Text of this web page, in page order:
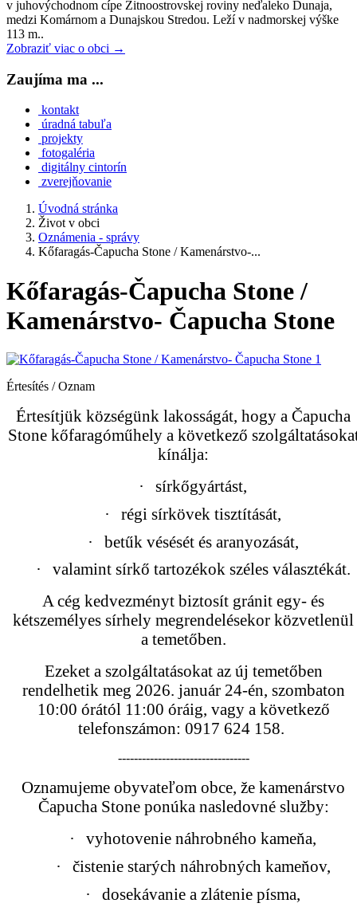
v juhovýchodnom cípe Žitnoostrovskej roviny neďaleko Dunaja,
medzi Komárnom a Dunajskou Stredou. Leží v nadmorskej výške
113 m..
Zobraziť viac o obci →
Zaujíma ma ...
kontakt
úradná tabuľa
projekty
fotogaléria
digitálny cintorín
zverejňovanie
Úvodná stránka
Život v obci
Oznámenia - správy
Kőfaragás-Čapucha Stone / Kamenárstvo-...
Kőfaragás-Čapucha Stone /
Kamenárstvo- Čapucha Stone
Értesítés / Oznam
Értesítjük községünk lakosságát, hogy a Čapucha
Stone kőfaragóműhely a következő
kínálja:
·
sírkőgyártást,
·
régi sírkövek tisztítását,
·
betűk vésését és aranyozását,
·
valamint sírkő tartozékok széles választékát.
A cég kedvezményt biztosít gránit egy- és
kétszemélyes sírhely megrendelésekor közvetlenül
a temetőben.
Ezeket a szolgáltatásokat az új temetőben
rendelhetik meg 2026. január 24-én, szombaton
10:00 órától 11:00 óráig, vagy a következő
telefonszámon: 0917 624 158.
---------------------------------
Oznamujeme obyvateľom obce, žekamenárstvo
Čapucha Stone ponúka nasledovné služby:
·
vyhotovenie náhrobného kameňa,
·
čistenie starých náhrobných kameňov,
·
dosekávanie a zlátenie písma,